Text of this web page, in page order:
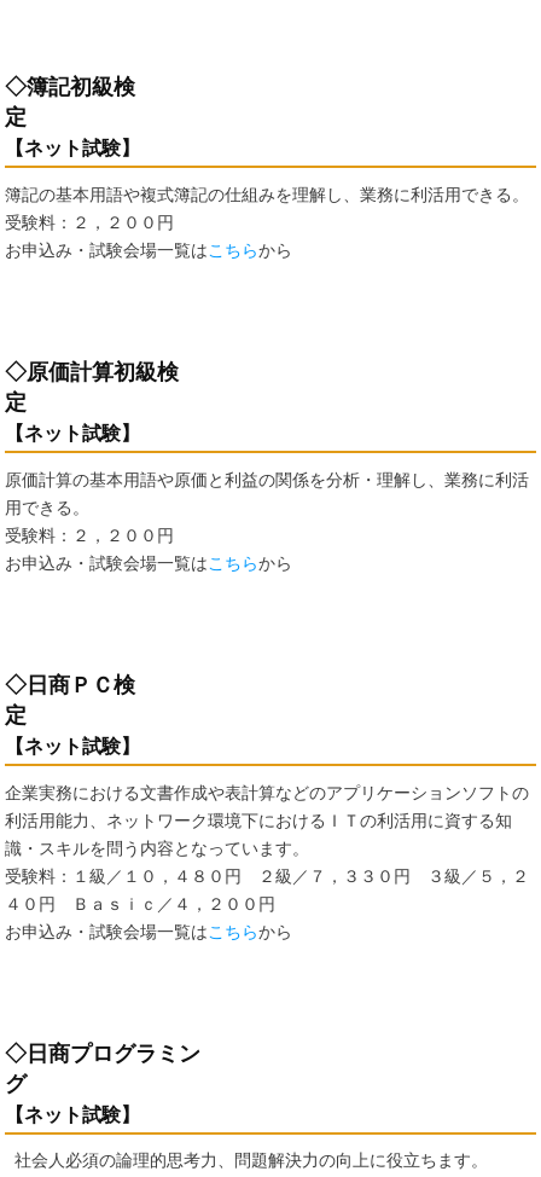
◇簿記初級検
【ネット試験】
簿記の基本用語や複式簿記の仕組みを理解し、業務に利活用できる。
受験料：２，２００円
お申込み・試験会場一覧はこちらから
◇原価計算初級検
定
【ネット試験】
原価計算の基本用語や原価と利益の関係を分析・理解し、業務に利活
用できる。
受験料：２，２００円
お申込み・試験会場一覧はこちらから
◇日商ＰＣ検
【ネット試験】
企業実務における文書作成や表計算などのアプリケーションソフトの
利活用能力、ネットワーク環境下におけるＩＴの利活用に資する知
識・スキルを問う内容となっています。
受験料：１級／１０，４８０円 ２級／７，３３０円 ３級／５，２
４０円 Ｂａｓｉｃ／４，２００円
お申込み・試験会場一覧はこちらから
◇日商プログラミン
グ
【ネット試験】
社会人必須の論理的思考力、問題解決力の向上に役立ちます。